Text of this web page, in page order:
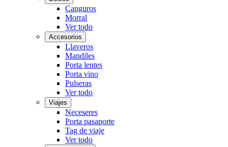
Canguros
Morral
Ver todo
Accesorios
Llaveros
Mandiles
Porta lentes
Porta vino
Pulseras
Ver todo
Viajes
Neceseres
Porta pasaporte
Tag de viaje
Ver todo